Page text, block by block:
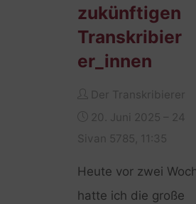
zukünftigen
Transkribier
er_innen
Der Transkribierer
20. Juni 2025 – 24
Sivan 5785, 11:35
Heute vor zwei
hatte ich die große